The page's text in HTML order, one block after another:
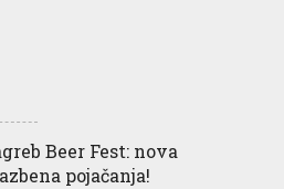
Beer Fest: nova
pojačanja!